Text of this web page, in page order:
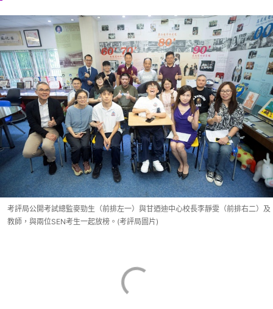
考評局公開考試總監麥勁生（前排左一）與甘迺迪中心校長李靜雯（前排右二）及
教師，與兩位SEN考生一起放榜。(考評局圖片)